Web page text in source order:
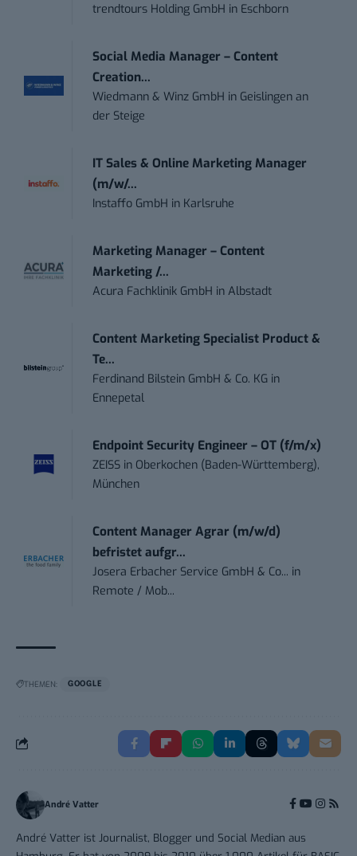
trendtours Holding GmbH in Eschborn
Social Media Manager – Content
Creation...
Wiedmann & Winz GmbH in Geislingen an
der Steige
IT Sales & Online Marketing Manager
(m/w/...
Instaffo GmbH in Karlsruhe
Marketing Manager – Content
Marketing /...
Acura Fachklinik GmbH inAlbstadt
Content Marketing Specialist Product &
Te...
Ferdinand Bilstein GmbH & Co. KG in
Ennepetal
Endpoint Security Engineer – OT (f/m/x)
ZEISS in Oberkochen (Baden-Württemberg),
München
Content Manager Agrar (m/w/d)
befristet aufgr...
Josera Erbacher Service GmbH & Co... in
Remote / Mob...
THEMEN: GOOGLE
André Vatter
André Vatter ist Journalist, Blogger und Social Median aus